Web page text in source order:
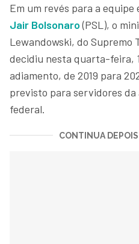
Em um revés para a
Jair Bolsonaro(PSL), o
Lewandowski, do Supremo
decidiu nesta quarta-feira,
adiamento, de 2019 para
previsto para servidores
federal.
CONTINUA